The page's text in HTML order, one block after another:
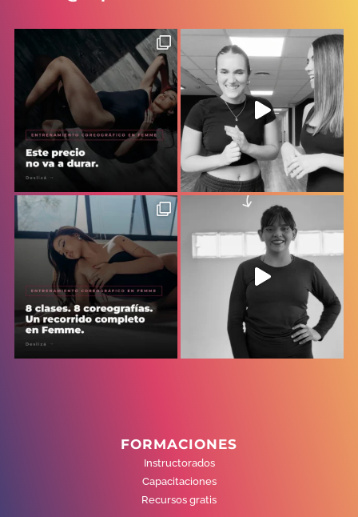
FORMACIONES
Instructorados
Capacitaciones
Recursos gratis